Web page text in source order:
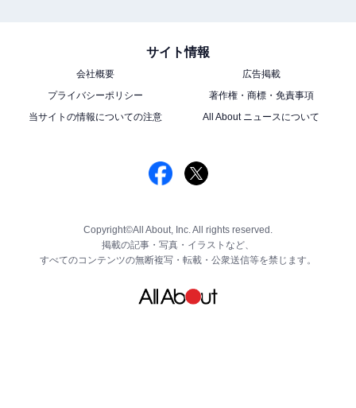
クマちゃんとりんごがデザインされたミニミニバッグ。
カラビナ付きで、普段使っているバッグにつけて小物入
れとしても活躍します。
サイト情報
会社概要
広告掲載
プライバシーポリシー
著作権・商標・免責事項
当サイトの情報についての注意
All About ニュースについて
Copyright©All About, Inc. All rights reserved.
掲載の記事・写真・イラストなど、
すべてのコンテンツの無断複写・転載・公衆送信等を禁じます。